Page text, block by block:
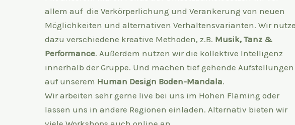
allem auf die Verkörperlichung und Verankerung von neuen
Möglichkeiten und alternativen Verhaltensvarianten. Wir
dazu verschiedene kreative Methoden, z.B. Musik, Tanz &
Performance. Außerdem nutzen wir die kollektive Intelligenz
innerhalb der Gruppe. Und machen tief gehende Aufstellungen
auf unserem Human Design Boden-Mandala.
Wir arbeiten sehr gerne live bei uns im Hohen Fläming oder
lassen uns in andere Regionen einladen. Alternativ bieten wir